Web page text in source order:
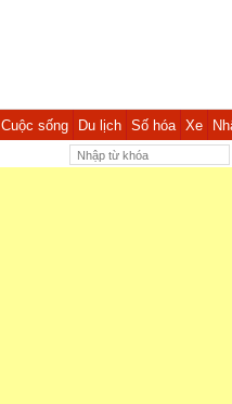
Cuộc sống Du lịch Số hóa Xe